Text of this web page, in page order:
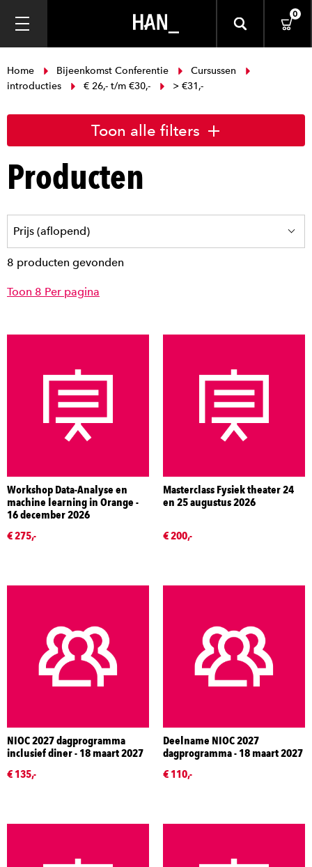
0
Home Bijeenkomst Conferentie
Cursussen
introducties
€ 26,- t/m €30,- > €31,-
Toon alle filters
Producten
8 producten gevonden
Toon 8 Per pagina
Workshop Data-Analyse en
machine learning in Orange -
16 december 2026
€ 275,-
Masterclass Fysiek theater 24
en 25 augustus 2026
€ 200,-
NIOC 2027 dagprogramma
inclusief diner - 18 maart 2027
€ 135,-
Deelname NIOC 2027
dagprogramma - 18 maart 2027
€ 110,-